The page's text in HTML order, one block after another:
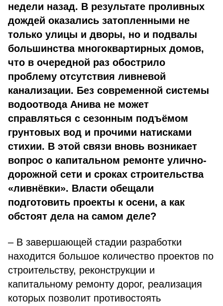
недели назад. В результате проливных
дождей оказались затопленными не
только улицы и дворы, но и подвалы
большинства многоквартирных домов,
что в очередной раз обострило
проблему отсутствия ливневой
канализации. Без современной системы
водоотвода Анива не может
справляться с сезонным подъёмом
грунтовых вод и прочими натисками
стихии. В этой связи вновь возникает
вопрос о капитальном ремонте улично-
дорожной сети и сроках строительства
«ливнёвки». Власти обещали
подготовить проекты к осени, а как
обстоят дела на самом деле?
– В завершающей стадии разработки
находится большое количество проектов по
строительству, реконструкции и
капитальному ремонту дорог, реализация
которых позволит противостоять